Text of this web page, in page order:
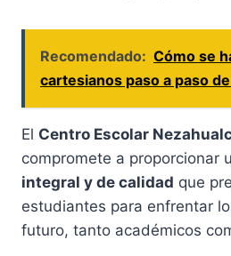
Recomendado: Cómo se
cartesianos paso a paso
El Centro Escolar
compromete a proporcionar
integral y de calidad que
estudiantes para enfrentar
futuro, tanto académicos